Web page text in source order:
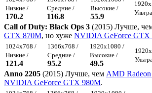
Низкие /
170.2
Средние /
116.8
Высокие /
55.9
Call of Duty: Black Ops 3 (2015) Лучше,
GTX 870M, но хуже NVIDIA GeForce GTX
1024x768 /
Низкие /
121.4
1366x768 /
Средние /
95.2
1920x1080 /
Высокие /
49.5
Anno 2205 (2015) Лучше, чем AMD
NVIDIA GeForce GTX 980M.